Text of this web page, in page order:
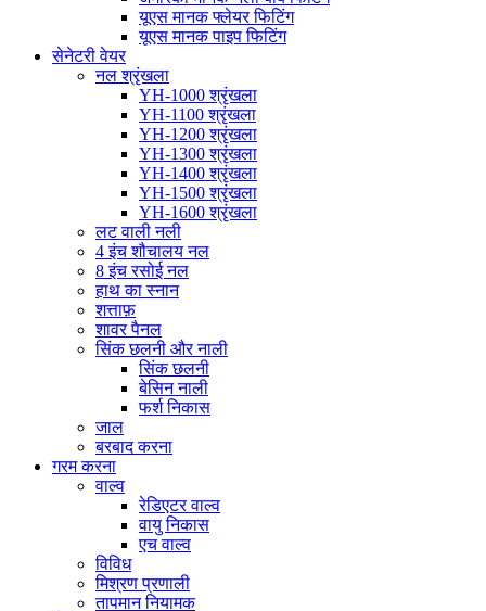
यूएस मानक फ्लेयर फिटिंग
यूएस मानक पाइप फिटिंग
सेनेटरी वेयर
नल श्रृंखला
YH-1000 श्रृंखला
YH-1100 श्रृंखला
YH-1200 श्रृंखला
YH-1300 श्रृंखला
YH-1400 श्रृंखला
YH-1500 श्रृंखला
YH-1600 श्रृंखला
लट वाली नली
4 इंच शौचालय नल
8 इंच रसोई नल
हाथ का स्नान
शत्ताफ़
शावर पैनल
सिंक छलनी और नाली
सिंक छलनी
बेसिन नाली
फर्श निकास
जाल
बरबाद करना
गरम करना
वाल्व
रेडिएटर वाल्व
वायु निकास
एच वाल्व
विविध
मिश्रण प्रणाली
तापमान नियामक